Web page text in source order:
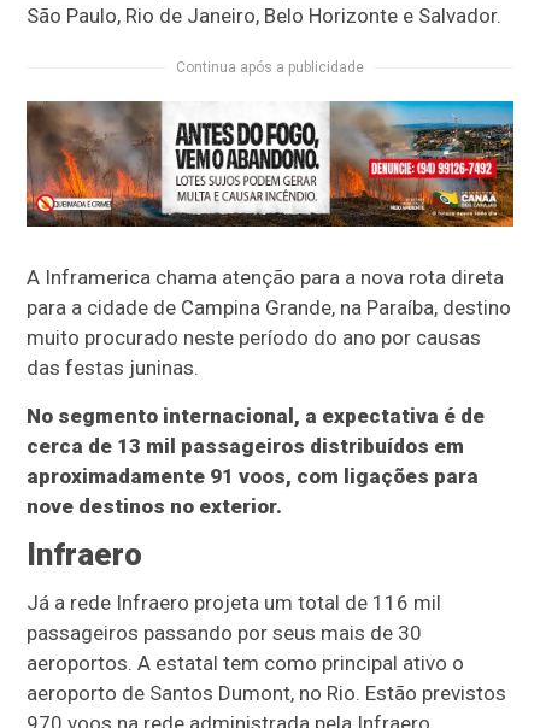
São Paulo, Rio de Janeiro, Belo Horizonte e Salvador.
Continua após a publicidade
A Inframerica chama atenção para a nova rota direta
para a cidade de Campina Grande, na Paraíba, destino
muito procurado neste período do ano por causas
das festas juninas.
No segmento internacional, a expectativa é de
cerca de 13 mil passageiros distribuídos em
aproximadamente 91 voos, com ligações para
nove destinos no exterior.
Infraero
Já a rede Infraero projeta um total de 116 mil
passageiros passando por seus mais de 30
aeroportos. A estatal tem como principal ativo o
aeroporto de Santos Dumont, no Rio. Estão previstos